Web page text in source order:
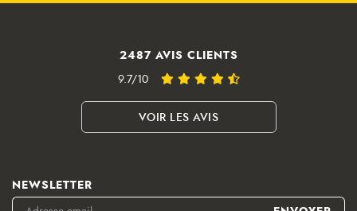
2487 AVIS CLIENTS
9.7/10
VOIR LES AVIS
NEWSLETTER